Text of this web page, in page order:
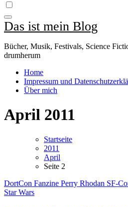
Das ist mein Blog
Bücher, Musik, Festivals, Science
drumherum
Home
Impressum und
Über mich
April 2011
Startseite
2011
April
Seite 2
DortCon Fanzine Perry Rhodan SF-
Star Wars